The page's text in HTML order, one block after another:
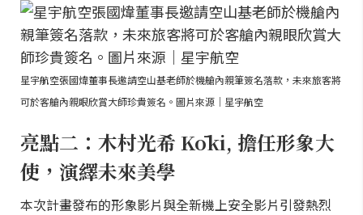
星宇航空張國煒董事長邀請空山基老師於機艙內親筆簽名落款，未來旅客將
可於客艙內親眼欣賞大師珍貴簽名。圖片來源｜星宇航空
亮點二：木村光希 Kōki, 擔任形象大
使，演繹未來美學
本次計畫發布的形象影片與全新機上安全影片引發熱烈